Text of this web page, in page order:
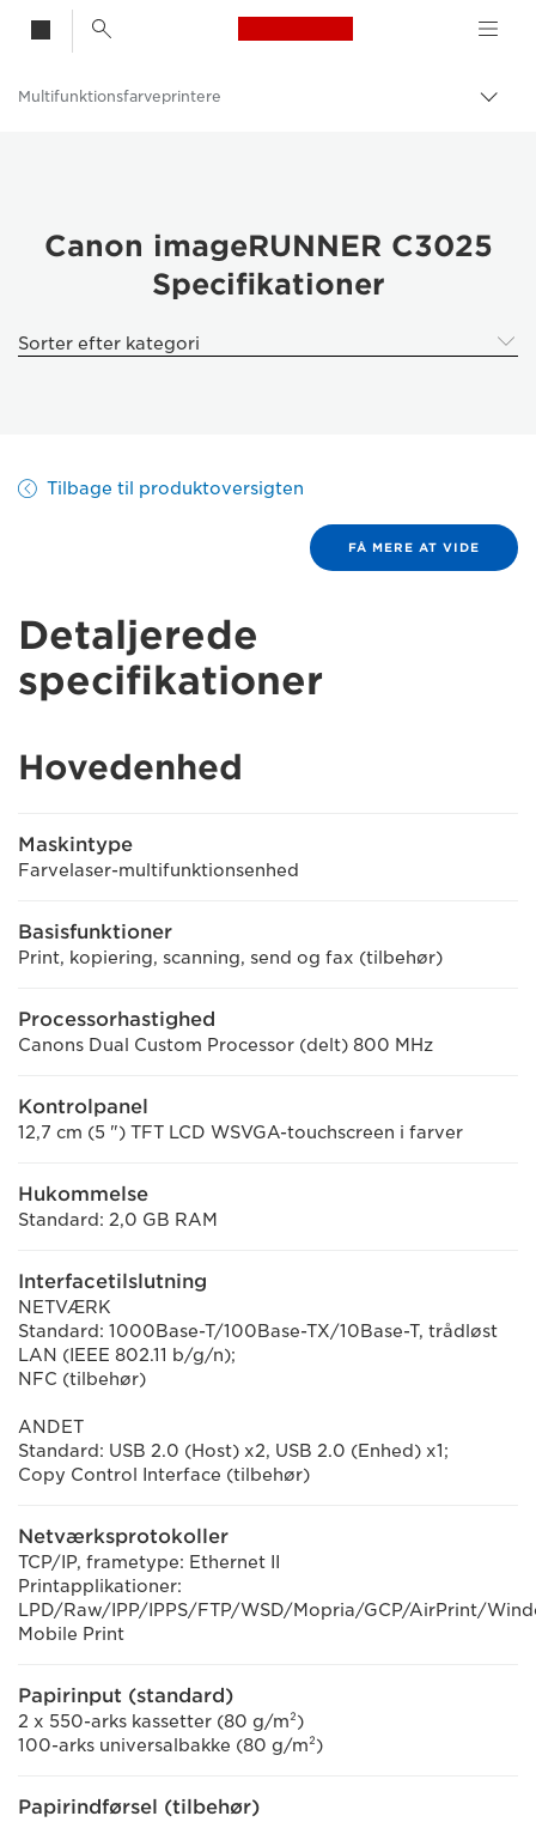
Canon Logo, back
Skift
Erhvervsprodukter
Printere og faxmaskiner til erhverv
Multifunktionsfarveprintere
Canon imageRUNNER C3025
Specifikationer
Sorter efter kategori
Tilbage til produktoversigten
FÅ MERE AT VIDE
Detaljerede
specifikationer
Hovedenhed
Maskintype
Farvelaser-multifunktionsenhed
Basisfunktioner
Print, kopiering, scanning, send og fax (tilbehør)
Processorhastighed
Canons Dual Custom Processor (delt) 800 MHz
Kontrolpanel
12,7 cm (5 ") TFT LCD WSVGA-touchscreen i farver
Hukommelse
Standard: 2,0 GB RAM
Interfacetilslutning
NETVÆRK
Standard: 1000Base-T/100Base-TX/10Base-T, trådløst
LAN (IEEE 802.11 b/g/n);
NFC (tilbehør)
ANDET
Standard: USB 2.0 (Host) x2, USB 2.0 (Enhed) x1;
Copy Control Interface (tilbehør)
Netværksprotokoller
TCP/IP, frametype: Ethernet II
Printapplikationer:
LPD/Raw/IPP/IPPS/FTP/WSD/Mopria/GCP/AirPrint/
Mobile Print
Papirinput (standard)
2 x 550-arks kassetter (80 g/m²)
100-arks universalbakke (80 g/m²)
Papirindførsel (tilbehør)